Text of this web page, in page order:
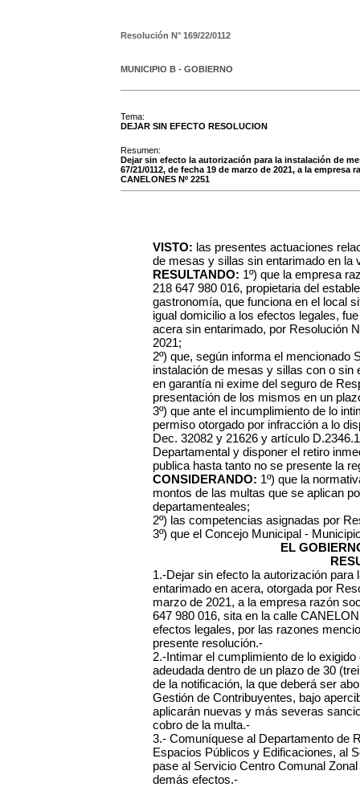
Resolución N° 169/22/0112
MUNICIPIO B - GOBIERNO
Tema:
DEJAR SIN EFECTO RESOLUCION
Resumen:
Dejar sin efecto la autorización para la instalación de
67/21/0112, de fecha 19 de marzo de 2021, a la empresa
CANELONES Nº 2251
VISTO: las presentes actuaciones
de mesas y sillas sin entarimado en la
RESULTANDO: 1º) que la empresa
218 647 980 016, propietaria del
gastronomía, que funciona en el local
igual domicilio a los efectos legales,
acera sin entarimado, por Resolución
2021;
2º) que, según informa el mencionado
instalación de mesas y sillas con o sin
en garantía ni exime del seguro de
presentación de los mismos en un
3º) que ante el incumplimiento de lo
permiso otorgado por infracción a lo
Dec. 32082 y 21626 y artículo
Departamental y disponer el retiro
publica hasta tanto no se presente la
CONSIDERANDO: 1º) que la
montos de las multas que se aplican
departamenteales;
2º) las competencias asignadas por
3º) que el Concejo Municipal -
EL
1.-Dejar sin efecto la autorización
entarimado en acera, otorgada por
marzo de 2021, a la empresa razón
647 980 016, sita en la calle
efectos legales, por las razones
presente resolución.-
2.-Intimar el cumplimiento de lo
adeudada dentro de un plazo de 30
de la notificación, la que deberá ser
Gestión de Contribuyentes, bajo
aplicarán nuevas y más severas
cobro de la multa.-
3.- Comuníquese al Departamento de
Espacios Públicos y Edificaciones, al
pase al Servicio Centro Comunal
demás efectos.-